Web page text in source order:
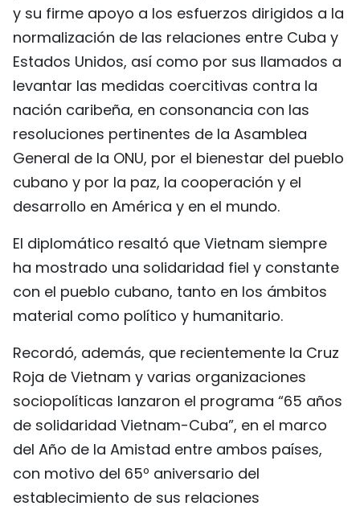
y su firme apoyo a los esfuerzos dirigidos a la
normalización de las relaciones entre Cuba y
Estados Unidos, así como por sus llamados a
levantar las medidas coercitivas contra la
nación caribeña, en consonancia con las
resoluciones pertinentes de la Asamblea
General de la ONU, por el bienestar del pueblo
cubano y por la paz, la cooperación y el
desarrollo en América y en el mundo.
El diplomático resaltó que Vietnam siempre
ha mostrado una solidaridad fiel y constante
con el pueblo cubano, tanto en los ámbitos
material como político y humanitario.
Recordó, además, que recientemente la Cruz
Roja de Vietnam y varias organizaciones
sociopolíticas lanzaron el programa “65 años
de solidaridad Vietnam-Cuba”, en el marco
del Año de la Amistad entre ambos países,
con motivo del 65º aniversario del
establecimiento de sus relaciones